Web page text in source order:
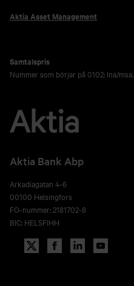
Aktia Asset Management
Samtalspris
Nummer som börjar på 0102: lna/msa.
Aktia Bank Abp
Arkadiagatan 4-6
00100 Helsingfors
FO-nummer: 2181702-8
BIC: HELSFIHH